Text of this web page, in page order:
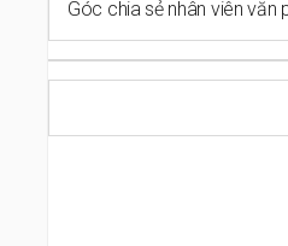
Góc chia sẻ nhân viên văn